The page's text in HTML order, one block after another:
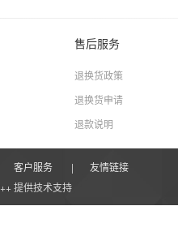
售后服务
退换货政策
退换货申请
退款说明
客户服务 |
友情链接
提供技术支持